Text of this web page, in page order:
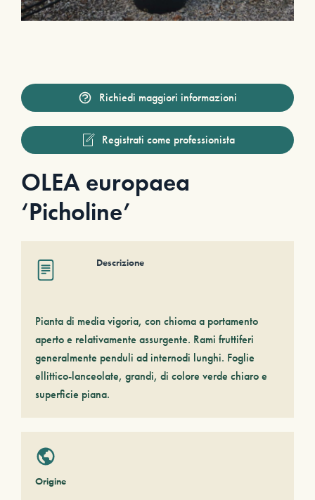
Richiedi maggiori informazioni
Registrati come professionista
OLEA europaea
‘Picholine’
Descrizione
Pianta di media vigoria, con chioma a portamento
aperto e relativamente assurgente. Rami fruttiferi
generalmente penduli ad internodi lunghi. Foglie
ellittico-lanceolate, grandi, di colore verde chiaro e
superficie piana.
Origine